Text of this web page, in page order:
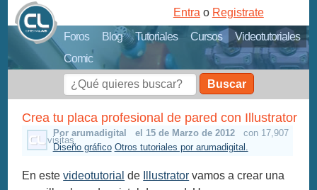
Foros Blog Tutoriales Cursos
Videotutoriales
Comic
Entra o Registrate
Buscar
Crea tu placa profesional de pared con Illustrator
Por arumadigital el 15 de Marzo de 2012 con 17,907
visitas
Diseño gráfico Otros tutoriales por arumadigital.
En estevideotutorial de Illustrator vamos a crear una